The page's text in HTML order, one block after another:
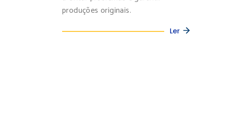
produções originais.
Ler